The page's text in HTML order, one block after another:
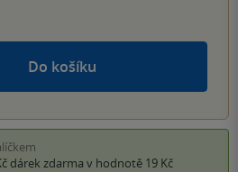
Do košíku
dárek zdarma v hodnotě 19 Kč